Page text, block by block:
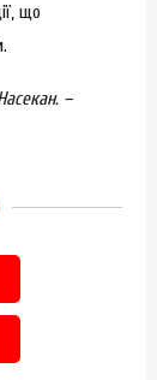
що
–